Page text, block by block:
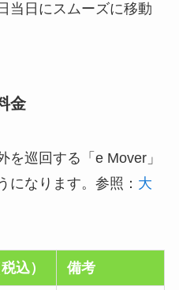
当日にスムーズに移動
金
を巡回する「e Mover」
になります。参照： 大
込） 備考